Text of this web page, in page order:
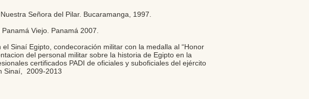
Señora del Pilar. Bucaramanga, 1997.
Viejo. Panamá 2007.
Sinaí Egipto, condecoración militar con la medalla al “Honor
del personal militar sobre la historia de Egipto en la
certificados PADI de oficiales y suboficiales del ejército
Sinaí, 2009-2013